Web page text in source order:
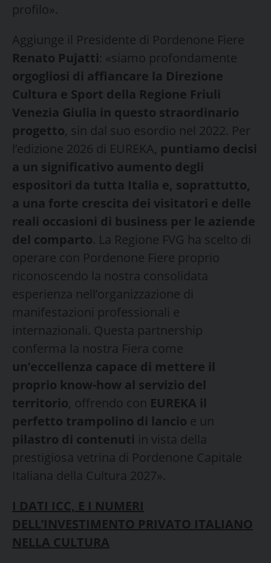
profilo».
Aggiunge il Presidente di Pordenone Fiere
Renato Pujatti: «siamo profondamente
orgogliosi di affiancare la Direzione
Cultura e Sport della Regione Friuli
Venezia Giulia in questo straordinario
progetto, sin dal suo esordio nel 2022. Per
l’edizione 2026 di EUREKA, puntiamo decisi
a un significativo aumento degli
espositori da tutta Italia e, soprattutto,
a una forte crescita dei visitatori e delle
reali occasioni di business per le aziende
del comparto. La Regione FVG ha scelto di
operare con Pordenone Fiere proprio
riconoscendo la nostra consolidata
esperienza nell’organizzazione di
manifestazioni professionali e
internazionali. Questa partnership
conferma la nostra Fiera come
un’eccellenza capace di mettere il
proprio know-how al servizio del
territorio, offrendo con EUREKA il
perfetto trampolino di lancio e un
pilastro di contenuti in vista della
prestigiosa vetrina di Pordenone Capitale
Italiana della Cultura 2027».
I DATI ICC, E I NUMERI
DELL’INVESTIMENTO PRIVATO ITALIANO
NELLA CULTURA